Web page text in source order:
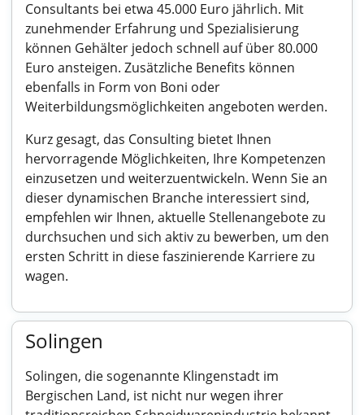
Consultants bei etwa 45.000 Euro jährlich. Mit
zunehmender Erfahrung und Spezialisierung
können Gehälter jedoch schnell auf über 80.000
Euro ansteigen. Zusätzliche Benefits können
ebenfalls in Form von Boni oder
Weiterbildungsmöglichkeiten angeboten werden.
Kurz gesagt, das Consulting bietet Ihnen
hervorragende Möglichkeiten, Ihre Kompetenzen
einzusetzen und weiterzuentwickeln. Wenn Sie an
dieser dynamischen Branche interessiert sind,
empfehlen wir Ihnen, aktuelle Stellenangebote zu
durchsuchen und sich aktiv zu bewerben, um den
ersten Schritt in diese faszinierende Karriere zu
wagen.
Solingen
Solingen, die sogenannte Klingenstadt im
Bergischen Land, ist nicht nur wegen ihrer